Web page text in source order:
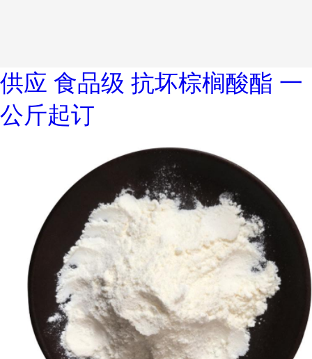
供应 食品级 抗坏棕榈酸酯 一
公斤起订